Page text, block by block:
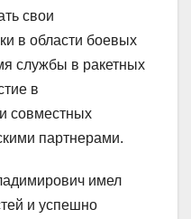
свои
в области боевых
службы в ракетных
в
совместных
партнерами.
имел
и успешно